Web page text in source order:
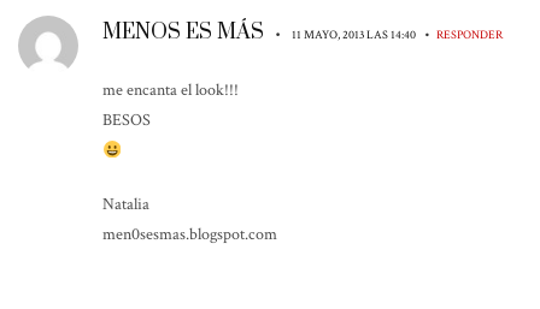
MENOS ES MÁS • 11 MAYO, 2013 LAS 14:40 • RESPONDER
me encanta el look!!!
BESOS
Natalia
men0sesmas.blogspot.com